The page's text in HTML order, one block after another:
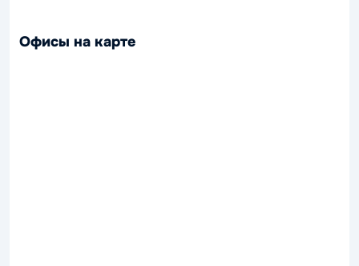
Офисы на карте